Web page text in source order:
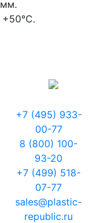
+7 (495) 933-
00-77
8 (800) 100-
93-20
+7 (499) 518-
07-77
sales@plastic-
republic.ru